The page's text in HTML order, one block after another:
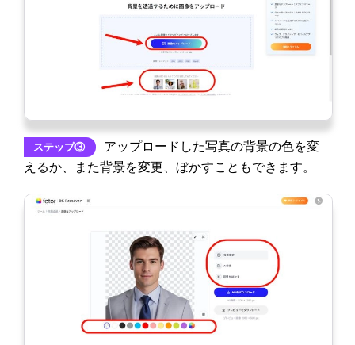
ステップ③
アップロードした写真の背景の色を変
えるか、また背景を変更、ぼかすこともできます。